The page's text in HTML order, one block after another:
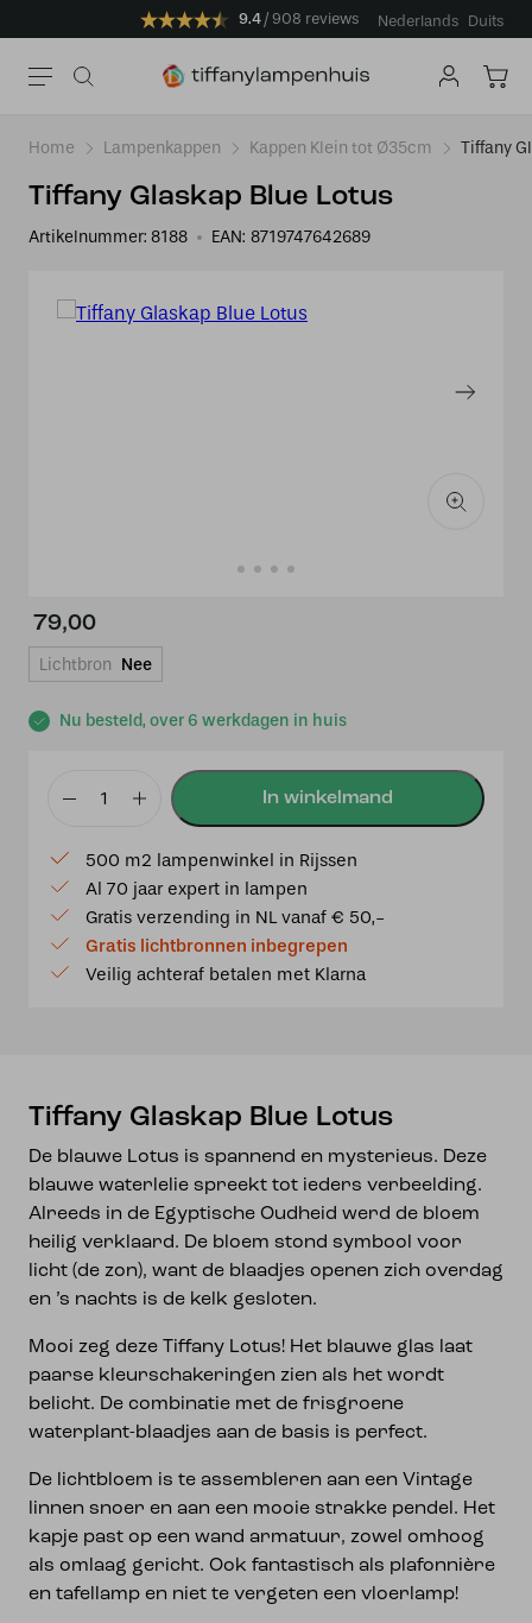
9.4 908 reviews Nederlands Duits
Home Lampenkappen Kappen Klein tot Ø35cm Tiffany
Tiffany Glaskap Blue Lotus
Artikelnummer: 8188 EAN: 8719747642689
Nu besteld, over 6 werkdagen in huis
79,00
Lichtbron Nee
Tiffany
Blue
Lotus
aantal
500 m2 lampenwinkel in Rijssen
Al 70 jaar expert in lampen
Gratis verzending in NL vanaf € 50,-
Gratis lichtbronnen inbegrepen
Veilig achteraf betalen met Klarna
Tiffany Glaskap Blue Lotus
De blauwe Lotus is spannend en mysterieus. Deze
blauwe waterlelie spreekt tot ieders verbeelding.
Alreeds in de Egyptische Oudheid werd de bloem
heilig verklaard. De bloem stond symbool voor
licht (de zon), want de blaadjes openen zich overdag
en ’s nachts is de kelk gesloten.
Mooi zeg deze Tiffany Lotus! Het blauwe glas laat
paarse kleurschakeringen zien als het wordt
belicht. De combinatie met de frisgroene
waterplant-blaadjes aan de basis is perfect.
De lichtbloem is te assembleren aan een Vintage
linnen snoer en aan een mooie strakke pendel. Het
kapje past op een wand armatuur, zowel omhoog
als omlaag gericht. Ook fantastisch als plafonnière
en tafellamp en niet te vergeten een vloerlamp!